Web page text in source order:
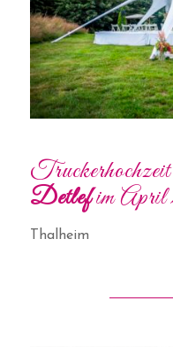
Detlefim April
Thalheim